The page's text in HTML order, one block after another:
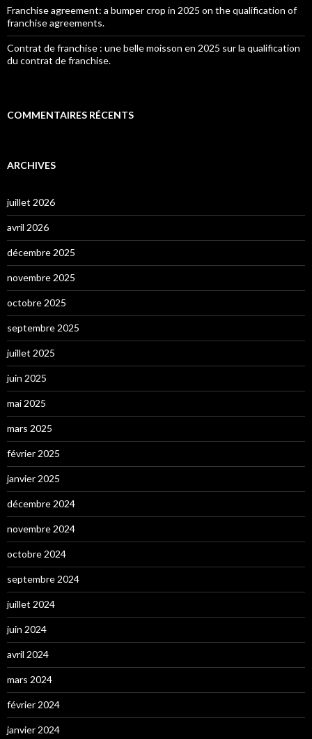
Franchise agreement: a bumper crop in 2025 on the qualification of
franchise agreements.
Contrat de franchise : une belle moisson en 2025 sur la qualification
du contrat de franchise.
COMMENTAIRES RÉCENTS
ARCHIVES
juillet 2026
avril 2026
décembre 2025
novembre 2025
octobre 2025
septembre 2025
juillet 2025
juin 2025
mai 2025
mars 2025
février 2025
janvier 2025
décembre 2024
novembre 2024
octobre 2024
septembre 2024
juillet 2024
juin 2024
avril 2024
mars 2024
février 2024
janvier 2024